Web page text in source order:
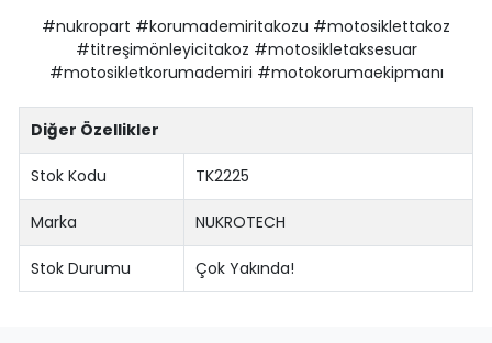
#nukropart #korumademiritakozu #motosiklettakoz
#titreşimönleyicitakoz #motosikletaksesuar
#motosikletkorumademiri #motokorumaekipmanı
Diğer Özellikler
Stok Kodu TK2225
Marka NUKROTECH
Stok Durumu Çok Yakında!